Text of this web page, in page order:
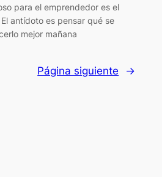
para el emprendedor es el
antídoto es pensar qué se
mejor mañana
Página siguiente →